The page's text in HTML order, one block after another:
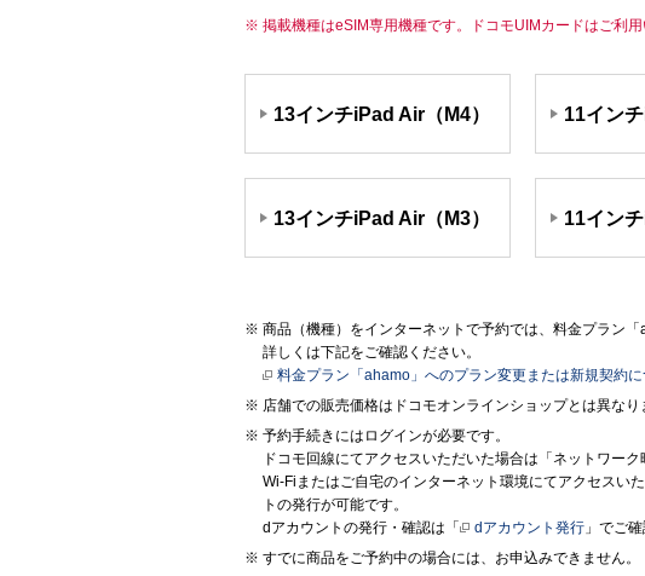
掲載機種はeSIM専用機種です。ドコモUIMカードはご利用
13インチiPad Air（M4） 11イン
13インチiPad Air（M3） 11イン
商品（機種）をインターネットで予約では、料金プラン「
詳しくは下記をご確認ください。
料金プラン「ahamo」へのプラン変更または新規契約に
店舗での販売価格はドコモオンラインショップとは異なり
予約手続きにはログインが必要です。
ドコモ回線にてアクセスいただいた場合は「ネットワー
Wi-Fiまたはご自宅のインターネット環境にてアクセスい
トの発行が可能です。
dアカウントの発行・確認は「
dアカウント発行 」でご
すでに商品をご予約中の場合には、お申込みできません。